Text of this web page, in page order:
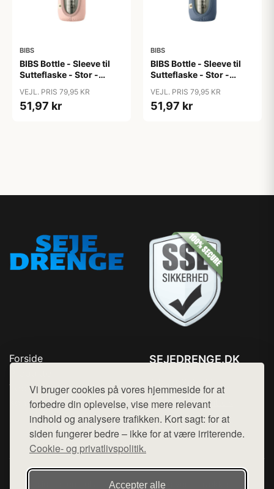
Vi bruger cookies på vores hjemmeside for at
forbedre din oplevelse, vise mere relevant
indhold og analysere trafikken. Kort sagt: for at
siden fungerer bedre – ikke for at være irriterende.
Cookie- og privatlivspolitik.
Accepter alle
BIBS
BIBS Bottle - Sleeve til
Sutteflaske - Stor -
VEJL. PRIS 79,95 KR
51,97 kr
BIBS
BIBS Bottle - Sleeve til
Sutteflaske - Stor -
VEJL. PRIS 79,95 KR
51,97 kr
Forside
Top Rabatter
Kontakt
SEJEDRENGE.DK
Mail: hej@want.dk
Cookie- og privatlivspolitik
Denne side er en del af want.dk, der udgiver en række